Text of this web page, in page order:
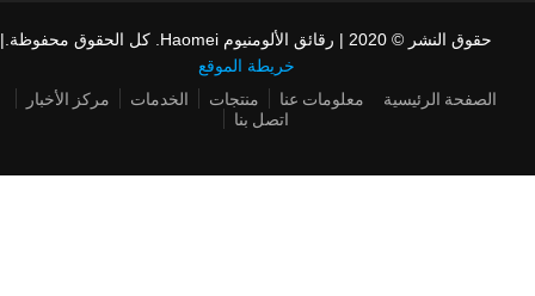
حقوق النشر © 2020 | رقائق الألومنيوم Haomei. كل الحقوق محفوظة.|
خريطة الموقع
الصفحة الرئيسية معلومات عنا منتجات الخدمات
مركز الأخبار
اتصل بنا